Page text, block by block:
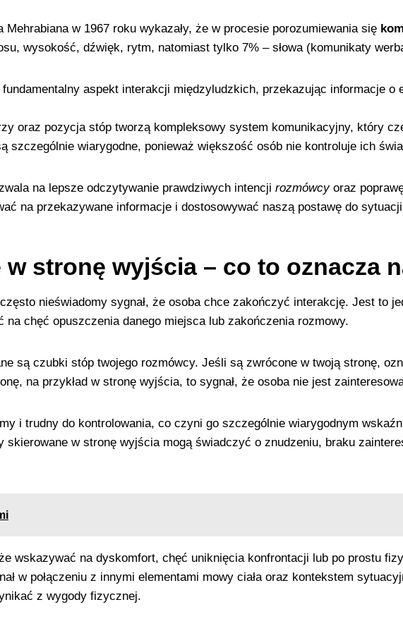
w 1967 roku wykazały, że w procesie porozumiewania się
wysokość, dźwięk, rytm, natomiast tylko 7% – słowa (komunikaty
aspekt interakcji międzyludzkich, przekazując informacje
oraz pozycja stóp tworzą kompleksowy system komunikacyjny, który
szczególnie wiarygodne, ponieważ większość osób nie kontroluje ich
na lepsze odczytywanie prawdziwych intencji rozmówcyoraz
na przekazywane informacje i dostosowywać naszą postawę do
stronę wyjścia – co to oznacza
nieświadomy sygnał, że osoba chce zakończyć interakcję. Jest to
chęć opuszczenia danego miejsca lub zakończenia rozmowy.
są czubki stóp twojego rozmówcy. Jeśli są zwrócone w twoją stronę,
na przykład w stronę wyjścia, to sygnał, że osoba nie jest
i trudny do kontrolowania, co czyni go szczególnie wiarygodnym
w stronę wyjścia mogą świadczyć o znudzeniu, braku
wskazywać na dyskomfort, chęć uniknięcia konfrontacji lub po prostu
w połączeniu z innymi elementami mowy ciała oraz kontekstem
z wygody fizycznej.